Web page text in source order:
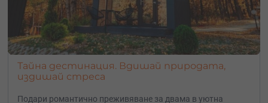
Тайна дестинация. Вдишай природата,
издишай стреса
Подари романтично преживяване за двама в уютна